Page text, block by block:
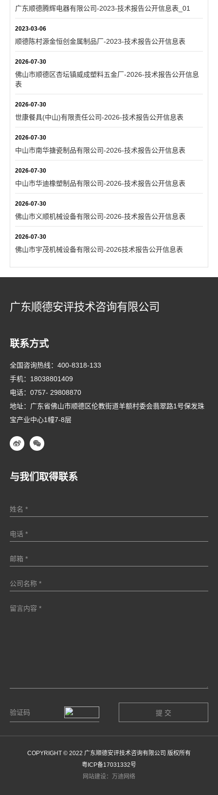
广东顺德腾辉电器有限公司-2023-技术报告公开信息表_01
2023-03-06
顺德陈村源金恒创金属制品厂-2023-技术报告公开信息表
2026-07-30
佛山市顺德区杏坛镇威成塑料五金厂-2026-技术报告公开信息
表
2026-07-30
世康餐具(中山)有限责任公司-2026-技术报告公开信息表
2026-07-30
中山市南华搪瓷制品有限公司-2026-技术报告公开信息表
2026-07-30
中山市华迪橡塑制品有限公司-2026-技术报告公开信息表
2026-07-30
佛山市义顺机械设备有限公司-2026-技术报告公开信息表
2026-07-30
佛山市宇茂机械设备有限公司-2026技术报告公开信息表
广东顺德安评技术咨询有限公司
联系方式
全国咨询热线： 400-8318-133
手机： 18038801409
电话： 0757- 29808870
地址：广东省佛山市顺德区伦教街道羊额村委会翡翠路1号保发珠
宝产业中心1幢7-8层
与我们取得联系
COPYRIGHT © 2022 广东顺德安评技术咨询有限公司 版权所有
粤ICP备17031332号
网站建设：万迪网络